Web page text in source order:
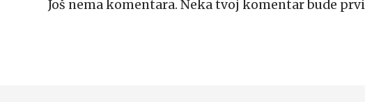
Još nema komentara. Neka tvoj komentar bude